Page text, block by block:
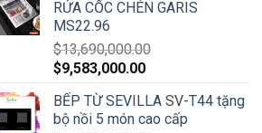
RỬA CỐC CHÉN GARIS
MS22.96
$13,690,000.00
$9,583,000.00
BẾP TỪ SEVILLA SV-T44 tặng
bộ nồi 5 món cao cấp